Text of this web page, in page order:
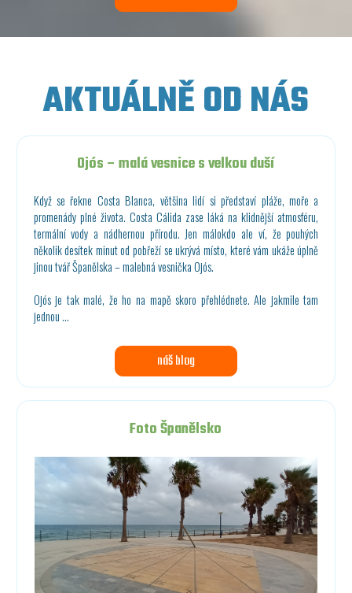
AKTUÁLNĚ OD NÁS
Ojós – malá vesnice s velkou duší
Když se řekne Costa Blanca, většina lidí si představí pláže, moře a
promenády plné života. Costa Cálida zase láká na klidnější atmosféru,
termální vody a nádhernou přírodu. Jen málokdo ale ví, že pouhých
několik desítek minut od pobřeží se ukrývá místo, které vám ukáže úplně
jinou tvář Španělska – malebná vesnička Ojós.
Ojós je tak malé, že ho na mapě skoro přehlédnete. Ale jakmile tam
jednou …
náš blog
Foto Španělsko